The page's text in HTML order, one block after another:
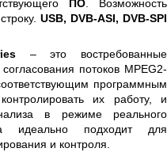
ПО. Возможность
USB, DVB-ASI, DVB-SPI
– это востребованные
потоков MPEG2-
программным
их работу, и
в режиме реального
идеально подходит для
и контроля.